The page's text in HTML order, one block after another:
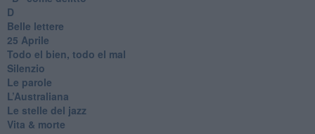
D
Belle lettere
25 Aprile
Todo el bien, todo el mal
Silenzio
Le parole
​L’Australiana
Le stelle del jazz
Vita & morte